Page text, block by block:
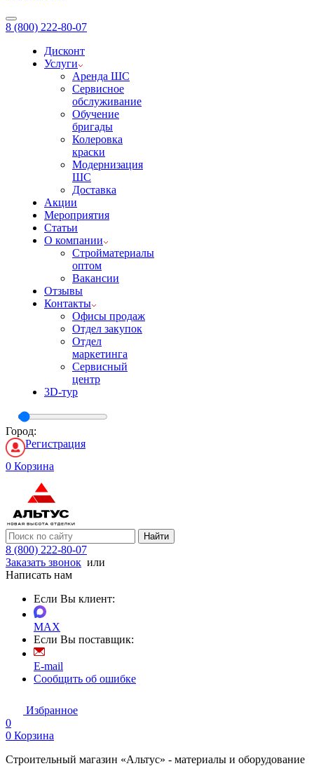
8 (800) 222-80-07
Дисконт
Услуги
Аренда ШС
Сервисное
обслуживание
Обучение
бригады
Колеровка
краски
Модернизация
ШС
Доставка
Акции
Мероприятия
Статьи
О компании
Стройматериалы
оптом
Вакансии
Отзывы
Контакты
Офисы продаж
Отдел закупок
Отдел
маркетинга
Сервисный
центр
3D-тур
Город:
Регистрация
0 Корзина
Найти
8 (800) 222-80-07
Заказать звонок или
Написать нам
Если Вы клиент:
MAX
Если Вы поставщик:
E-mail
Сообщить об ошибке
Избранное
0
0 Корзина
Строительный магазин «Альтус» - материалы и оборудование